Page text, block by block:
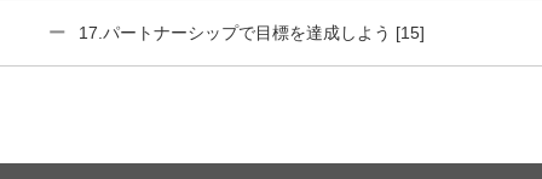
17.パートナーシップで目標を達成しよう [15]